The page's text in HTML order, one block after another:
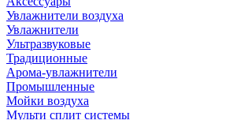
Увлажнители воздуха
Увлажнители
Ультразвуковые
Традиционные
Арома-увлажнители
Промышленные
Мойки воздуха
Мульти сплит системы